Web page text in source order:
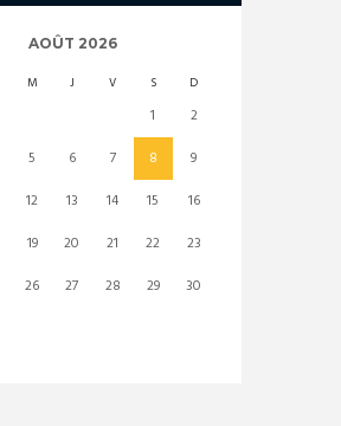
AOÛT 2026
M J V S D
1
2
5 6 7 8
9
12 13 14 15
16
19 20 21 22
23
26 27 28 29
30